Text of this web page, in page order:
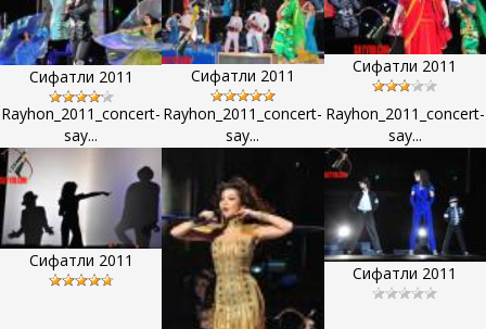
Сифатли 2011 Сифатли 2011 Сифатли 2011
Rayhon_2011_concert-
say...
Сифатли 2011
Rayhon_2011_concert-
say...
Rayhon_2011_concert-
say...
Сифатли 2011